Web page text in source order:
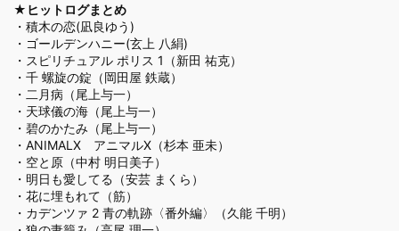
★ヒットログまとめ
・ 積木の恋(凪良ゆう)
・ ゴールデンハニー(玄上 八絹)
・ スピリチュアル ポリス 1（新田 祐克）
・ 千 螺旋の錠（岡田屋 鉄蔵）
・ 二月病（尾上与一）
・ 天球儀の海（尾上与一）
・ 碧のかたみ（尾上与一）
・ ANIMALX アニマルX（杉本 亜未）
・ 空と原（中村 明日美子）
・ 明日も愛してる（安芸 まくら）
・ 花に埋もれて（筋）
・ カデンツァ 2 青の軌跡〈番外編〉（久能 千明）